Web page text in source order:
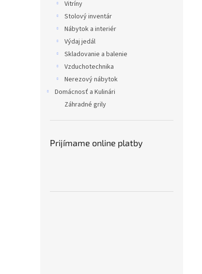
Vitríny
Stolový inventár
Nábytok a interiér
Výdaj jedál
Skladovanie a balenie
Vzduchotechnika
Nerezový nábytok
Domácnosť a Kulinári
Záhradné grily
Prijímame online platby